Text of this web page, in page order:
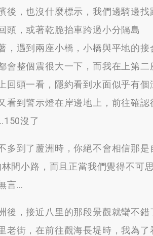
後 ，也沒什麼標示 ， 我們邊騎邊找
頭 ，或著乾脆抬車跨過小分隔島
， 遇到兩座小橋 ，小橋與平地的
會整個震很大一下 ， 而我在上第二
回頭一看 ， 隱約看到水面似乎有個
看到警示燈在岸邊地上 ， 前往確認
沒了
多到了蘆洲時 ，你絕不會相信那是
林間小路 ， 而且正當我們覺得不可
言…
後 ，接近八里的那段景觀就蠻不錯
老街 ，在前往觀海長堤時 ，我為了